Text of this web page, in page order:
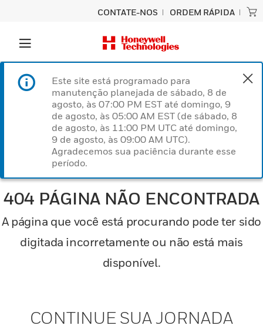
CONTATE-NOS ORDEM RÁPIDA
Este site está programado para
manutenção planejada de sábado, 8 de
agosto, às 07:00 PM EST até domingo, 9
de agosto, às 05:00 AM EST (de sábado, 8
de agosto, às 11:00 PM UTC até domingo,
9 de agosto, às 09:00 AM UTC).
Agradecemos sua paciência durante esse
período.
404 PÁGINA NÃO ENCONTRADA
A página que você está procurando pode ter sido
digitada incorretamente ou não está mais
disponível.
CONTINUE SUA JORNADA